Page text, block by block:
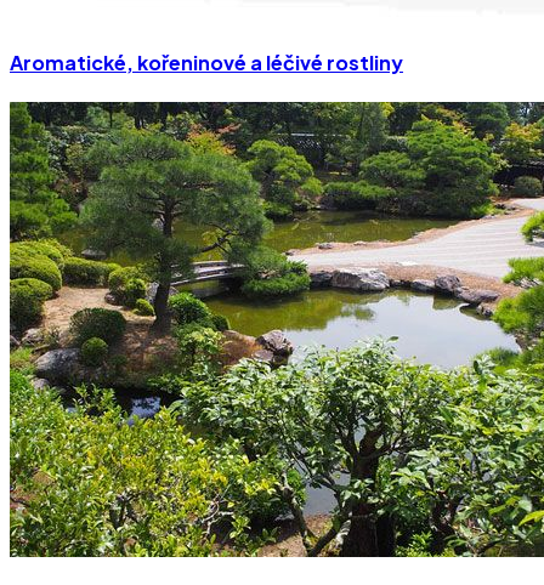
Aromatické, kořeninové a léčivé rostliny